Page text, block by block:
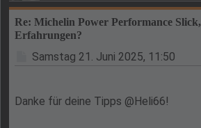
Re: Michelin Power Performance Slick,
Erfahrungen?
Beitrag
Samstag 21. Juni 2025, 11:50
Danke für deine Tipps @Heli66!